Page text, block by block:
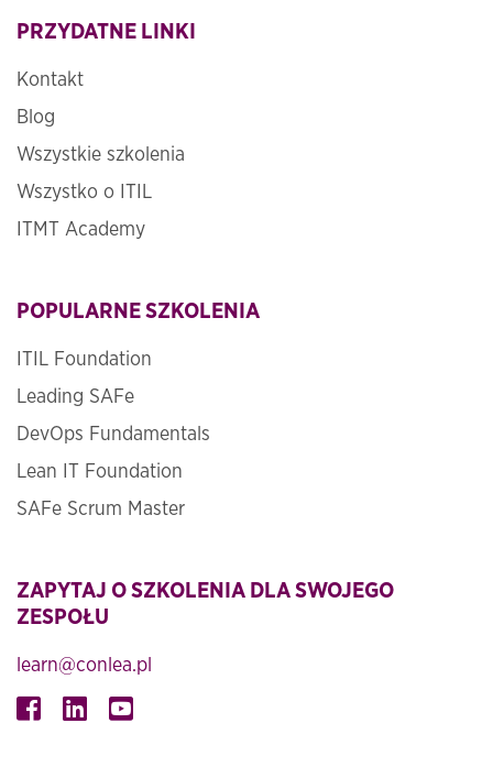
PRZYDATNE LINKI
Kontakt
Blog
Wszystkie szkolenia
Wszystko o ITIL
ITMT Academy
POPULARNE SZKOLENIA
ITIL Foundation
Leading SAFe
DevOps Fundamentals
Lean IT Foundation
SAFe Scrum Master
ZAPYTAJ O SZKOLENIA DLA SWOJEGO
ZESPOŁU
learn@conlea.pl